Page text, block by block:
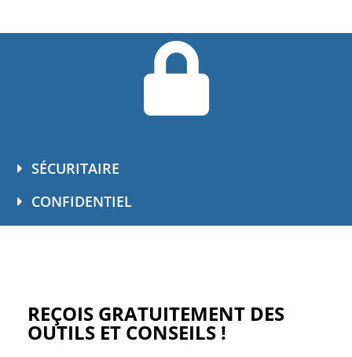
SÉCURITAIRE
CONFIDENTIEL
REÇOIS GRATUITEMENT DES
OUTILS ET CONSEILS !